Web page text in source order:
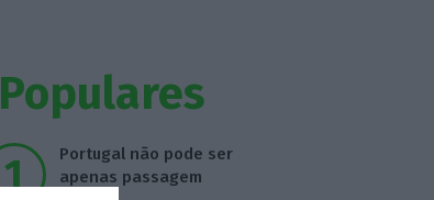
Populares
Portugal não pode ser
apenas passagem